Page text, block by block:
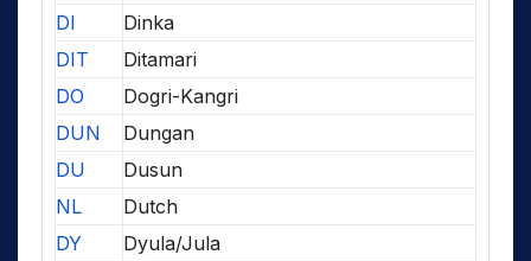
DI
Dinka
DIT
Ditamari
DO
Dogri-Kangri
DUN
Dungan
DU
Dusun
NL
Dutch
DY
Dyula/Jula